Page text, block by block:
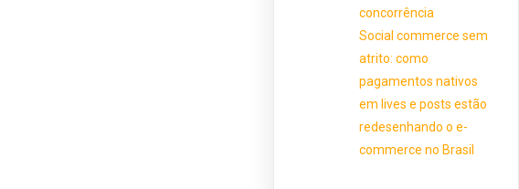
concorrência
Social commerce sem
atrito: como
pagamentos nativos
em lives e posts estão
redesenhando o e-
commerce no Brasil